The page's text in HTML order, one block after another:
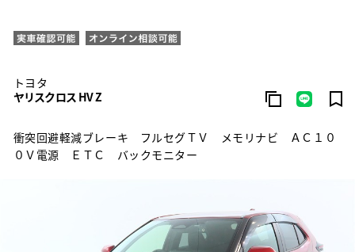
トヨタ
ヤリスクロス HV Z
衝突回避軽減ブレーキ フルセグＴＶ メモリナビ ＡＣ１０
０Ｖ電源 ＥＴＣ バックモニター